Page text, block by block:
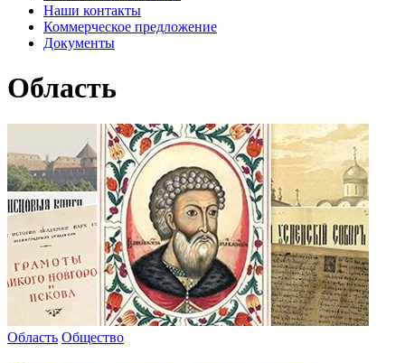
Наши контакты
Коммерческое предложение
Документы
Область
Область Общество